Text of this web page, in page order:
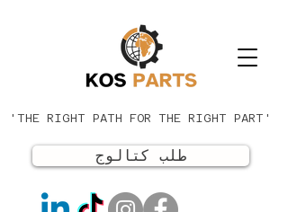
'THE RIGHT PATH FOR THE RIGHT PART'
طلب كتالوج